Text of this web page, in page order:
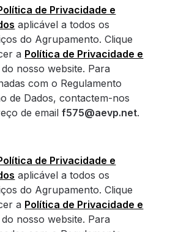
de Privacidade e
aplicável a todos os
do Agrupamento. Clique
a Política de Privacidade e
do nosso website. Para
com o Regulamento
de Dados, contactem-nos
de emailf575@aevp.net.
de Privacidade e
aplicável a todos os
do Agrupamento. Clique
a Política de Privacidade e
do nosso website. Para